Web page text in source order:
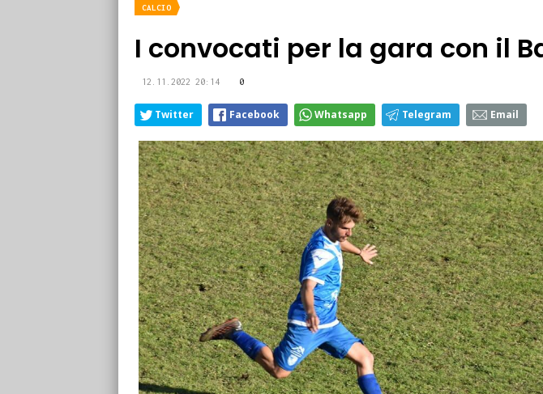
CALCIO
I convocati per la gara con il
12.11.2022 20:14 0
Twitter Facebook Whatsapp Telegram Email